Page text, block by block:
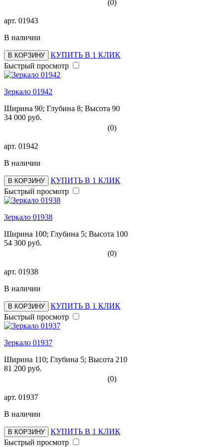
(0)
арт. 01943
В наличии
В КОРЗИНУ
КУПИТЬ В 1 КЛИК
Быстрый просмотр
Зеркало 01942
Ширина 90; Глубина 8; Высота 90
34 000 руб.
(0)
арт. 01942
В наличии
В КОРЗИНУ
КУПИТЬ В 1 КЛИК
Быстрый просмотр
Зеркало 01938
Ширина 100; Глубина 5; Высота 100
54 300 руб.
(0)
арт. 01938
В наличии
В КОРЗИНУ
КУПИТЬ В 1 КЛИК
Быстрый просмотр
Зеркало 01937
Ширина 110; Глубина 5; Высота 210
81 200 руб.
(0)
арт. 01937
В наличии
В КОРЗИНУ
КУПИТЬ В 1 КЛИК
Быстрый просмотр